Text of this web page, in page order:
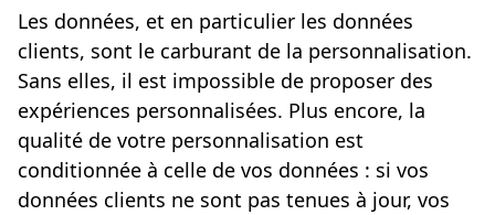
Les données, et en particulier les données
clients, sont le carburant de la personnalisation.
Sans elles, il est impossible de proposer des
expériences personnalisées. Plus encore, la
qualité de votre personnalisation est
conditionnée à celle de vos données : si vos
données clients ne sont pas tenues à jour, vos